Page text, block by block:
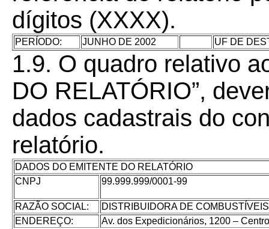
dígitos (XXXX).
PERÍODO: JUNHO DE 2002 UF DE
1.9. O quadro relativo
DO RELATÓRIO”,
dados cadastrais do
relatório.
DADOS DO EMITENTE DO RELATÓRIO
CNPJ
99.999.999/0001-99
RAZÃO SOCIAL:
DISTRIBUIDORA DE
ENDEREÇO:
Av. dos Expedicionários, 1200 –